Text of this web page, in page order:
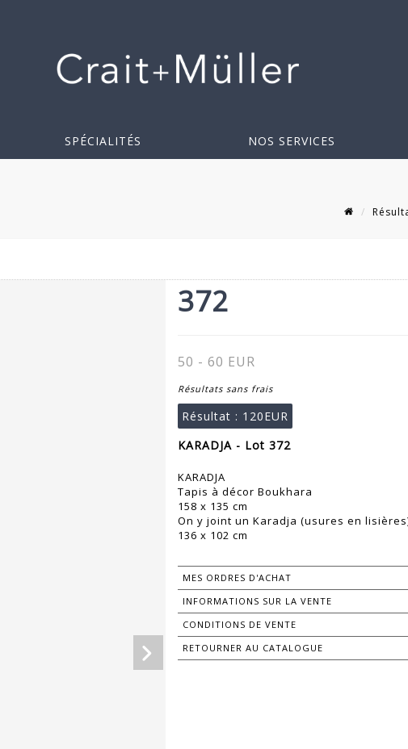
SPÉCIALITÉS NOS SERVICES
372
50 - 60 EUR
Résultats sans frais
Résultat : 120EUR
KARADJA - Lot 372
KARADJA
Tapis à décor Boukhara
158 x 135 cm
On y joint un Karadja (usures en
136 x 102 cm
MES ORDRES D'ACHAT
INFORMATIONS SUR LA VENTE
CONDITIONS DE VENTE
RETOURNER AU CATALOGUE